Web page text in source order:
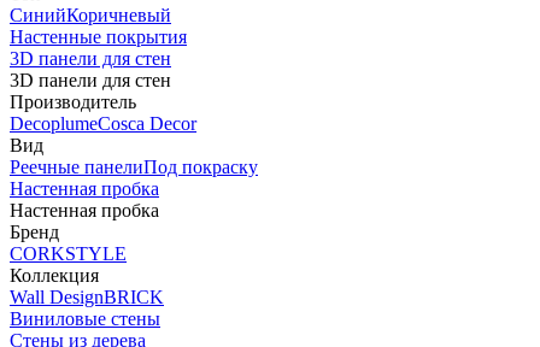
СинийКоричневый
Настенные покрытия
3D панели для стен
3D панели для стен
Производитель
DecoplumeCosca Decor
Вид
Реечные панелиПод покраску
Настенная пробка
Настенная пробка
Бренд
CORKSTYLE
Коллекция
Wall DesignBRICK
Виниловые стены
Стены из дерева